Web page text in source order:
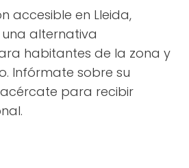
accesible en Lleida,
alternativa
habitantes de la zona y
Infórmate sobre su
para recibir